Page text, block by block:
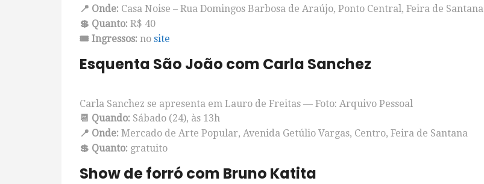
📍 Onde: Casa Noise – Rua Domingos Barbosa de Araújo, Ponto Central, Feira de Santana
💲 Quanto: R$ 40
🎟️ Ingressos: no site
Esquenta São João com Carla Sanchez
Carla Sanchez se apresenta em Lauro de Freitas — Foto: Arquivo Pessoal
📆 Quando: Sábado (24), às 13h
📍 Onde: Mercado de Arte Popular, Avenida Getúlio Vargas, Centro, Feira de Santana
💲 Quanto: gratuito
Show de forró com Bruno Katita